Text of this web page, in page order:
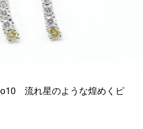
流れ星のような煌めくピ